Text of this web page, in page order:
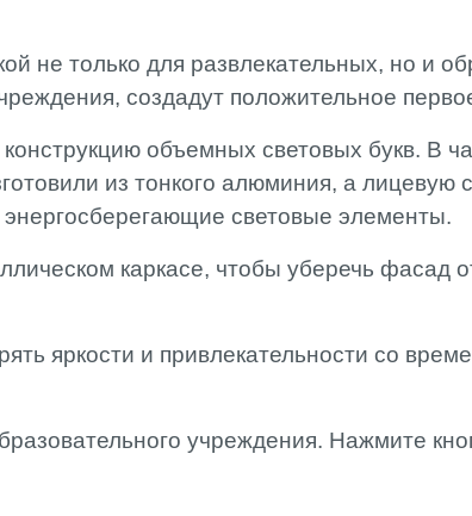
не только для развлекательных, но и
создадут положительное
объемных световых букв. В
из тонкого алюминия, а лицевую
световые элементы.
каркасе, чтобы уберечь фасад
яркости и привлекательности со
учреждения. Нажмите